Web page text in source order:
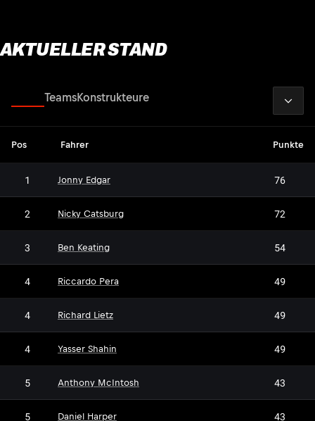
AKTUELLER STAND
TeamsKonstrukteure
Pos Fahrer Punkte
1 Jonny Edgar 76
2 Nicky Catsburg 72
3 Ben Keating 54
4 Riccardo Pera 49
4 Richard Lietz 49
4 Yasser Shahin 49
5 Anthony McIntosh 43
5 Daniel Harper 43